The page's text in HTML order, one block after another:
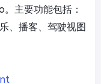
主要功能包括：
、播客、驾驶视图